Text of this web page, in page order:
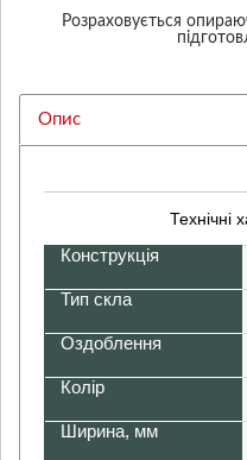
Розраховується
Опис
Технічні
Конструкція
Тип скла
Оздоблення
Колір
Ширина, мм